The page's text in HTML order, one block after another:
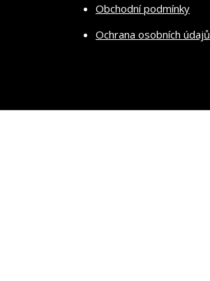
Obchodní podmínky
Ochrana osobních údajů